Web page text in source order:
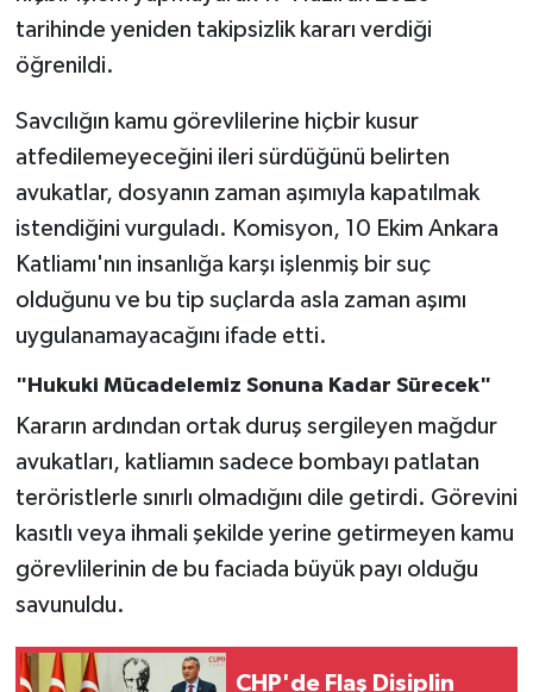
tarihinde yeniden takipsizlik kararı verdiği
öğrenildi.
Savcılığın kamu görevlilerine hiçbir kusur
atfedilemeyeceğini ileri sürdüğünü belirten
avukatlar, dosyanın zaman aşımıyla kapatılmak
istendiğini vurguladı. Komisyon, 10 Ekim Ankara
Katliamı'nın insanlığa karşı işlenmiş bir suç
olduğunu ve bu tip suçlarda asla zaman aşımı
uygulanamayacağını ifade etti.
"Hukuki Mücadelemiz Sonuna Kadar Sürecek"
Kararın ardından ortak duruş sergileyen mağdur
avukatları, katliamın sadece bombayı patlatan
teröristlerle sınırlı olmadığını dile getirdi. Görevini
kasıtlı veya ihmali şekilde yerine getirmeyen kamu
görevlilerinin de bu faciada büyük payı olduğu
savunuldu.
CHP'de Flaş Disiplin